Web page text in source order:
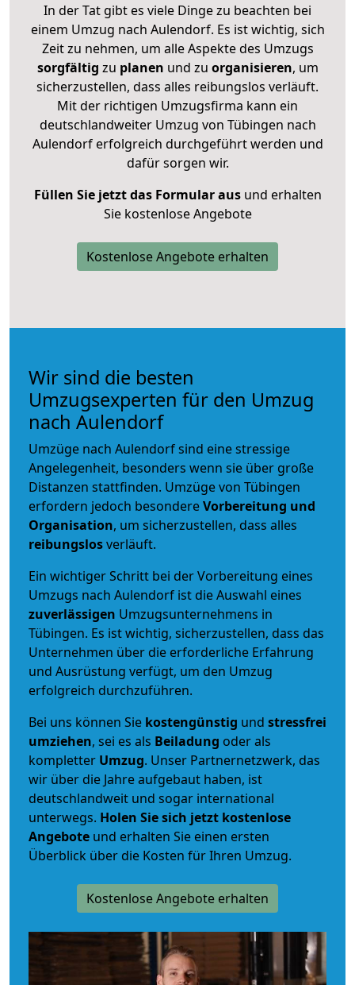
In der Tat gibt es viele Dinge zu beachten bei
einem Umzug nach Aulendorf. Es ist wichtig, sich
Zeit zu nehmen, um alle Aspekte des Umzugs
sorgfältig zu planen und zu organisieren, um
sicherzustellen, dass alles reibungslos verläuft.
Mit der richtigen Umzugsfirma kann ein
deutschlandweiter Umzug von Tübingen nach
Aulendorf erfolgreich durchgeführt werden und
dafür sorgen wir.
Füllen Sie jetzt das Formular ausund erhalten
Sie kostenlose Angebote
Kostenlose Angebote erhalten
Wir sind die besten
Umzugsexperten für den Umzug
nach Aulendorf
Umzüge nach Aulendorf sind eine stressige
Angelegenheit, besonders wenn sie über große
Distanzen stattfinden. Umzüge von Tübingen
erfordern jedoch besondereVorbereitung und
Organisation, um sicherzustellen, dass alles
reibungslosverläuft.
Ein wichtiger Schritt bei der Vorbereitung eines
Umzugs nach Aulendorf ist die Auswahl eines
zuverlässigen Umzugsunternehmens in
Tübingen. Es ist wichtig, sicherzustellen, dass das
Unternehmen über die erforderliche Erfahrung
und Ausrüstung verfügt, um den Umzug
erfolgreich durchzuführen.
Bei uns können Sie kostengünstig und stressfrei
umziehen, sei es als Beiladung oder als
kompletter Umzug. Unser Partnernetzwerk, das
wir über die Jahre aufgebaut haben, ist
deutschlandweit und sogar international
unterwegs. Holen Sie sich jetzt kostenlose
Angebote und erhalten Sie einen ersten
Überblick über die Kosten für Ihren Umzug.
Kostenlose Angebote erhalten